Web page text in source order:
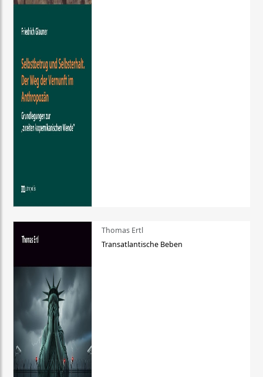
Thomas Ertl
Transatlantische Beben